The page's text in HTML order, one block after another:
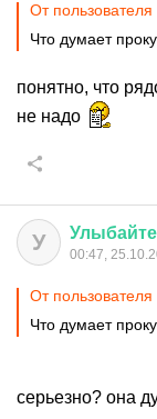
От пользователя
Что думает
понятно, что
не надо
У 00:47,
От пользователя
Что думает
серьезно? она